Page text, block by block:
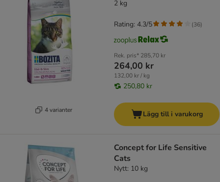
4 varianter
2 kg
Rek. pris* 285,70 kr
264,00 kr
132,00 kr / kg
250,80 kr
Rating: 4.3/5 (36)
Lägg till i varukorg
Concept for Life Sensitive
Cats
Nytt: 10 kg